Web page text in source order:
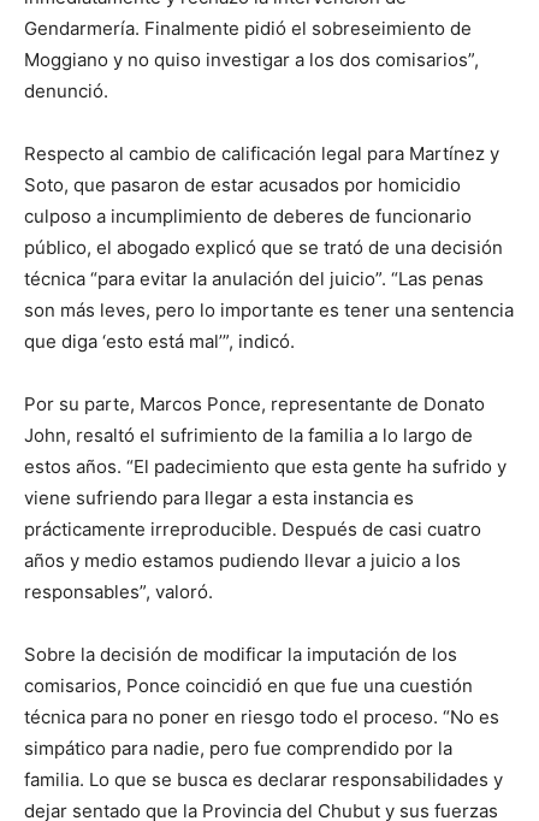
Gendarmería. Finalmente pidió el sobreseimiento de
Moggiano y no quiso investigar a los dos comisarios”,
denunció.
Respecto al cambio de calificación legal para Martínez y
Soto, que pasaron de estar acusados por homicidio
culposo a incumplimiento de deberes de funcionario
público, el abogado explicó que se trató de una decisión
técnica “para evitar la anulación del juicio”. “Las penas
son más leves, pero lo importante es tener una sentencia
que diga ‘esto está mal’”, indicó.
Por su parte, Marcos Ponce, representante de Donato
John, resaltó el sufrimiento de la familia a lo largo de
estos años. “El padecimiento que esta gente ha sufrido y
viene sufriendo para llegar a esta instancia es
prácticamente irreproducible. Después de casi cuatro
años y medio estamos pudiendo llevar a juicio a los
responsables”, valoró.
Sobre la decisión de modificar la imputación de los
comisarios, Ponce coincidió en que fue una cuestión
técnica para no poner en riesgo todo el proceso. “No es
simpático para nadie, pero fue comprendido por la
familia. Lo que se busca es declarar responsabilidades y
dejar sentado que la Provincia del Chubut y sus fuerzas